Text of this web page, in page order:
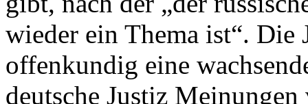
wieder ein Thema ist“.
offenkundig eine
deutsche Justiz